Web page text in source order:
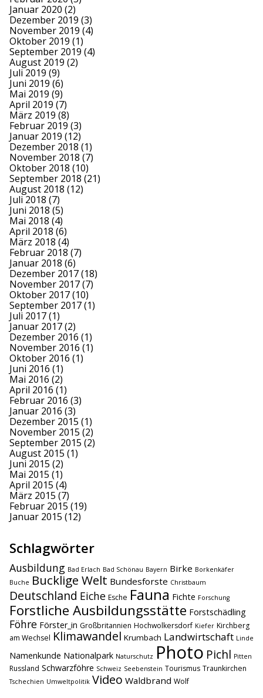
Januar 2020 (2)
Dezember 2019 (3)
November 2019 (4)
Oktober 2019 (1)
September 2019 (4)
August 2019 (2)
Juli 2019 (9)
Juni 2019 (6)
Mai 2019 (9)
April 2019 (7)
März 2019 (8)
Februar 2019 (3)
Januar 2019 (12)
Dezember 2018 (1)
November 2018 (7)
Oktober 2018 (10)
September 2018 (21)
August 2018 (12)
Juli 2018 (7)
Juni 2018 (5)
Mai 2018 (4)
April 2018 (6)
März 2018 (4)
Februar 2018 (7)
Januar 2018 (6)
Dezember 2017(18)
November 2017(7)
Oktober 2017(10)
September 2017(1)
Juli 2017(1)
Januar 2017(2)
Dezember 2016 (1)
November 2016 (1)
Oktober 2016 (1)
Juni 2016 (1)
Mai 2016 (2)
April 2016 (1)
Februar 2016 (3)
Januar 2016 (3)
Dezember 2015 (1)
November 2015 (2)
September 2015 (2)
August 2015 (1)
Juni 2015 (2)
Mai 2015 (1)
April 2015 (4)
März 2015 (7)
Februar 2015 (19)
Januar 2015 (12)
Schlagwörter
Ausbildung Bad Erlach Bad Schönau Bayern Birke Borkenkäfer
Buche Bucklige Welt Bundesforste Christbaum
Deutschland Eiche Esche Fauna Fichte Forschung
Forstliche Ausbildungsstätte Forstschädling
Föhre Förster_in Großbritannien Hochwolkersdorf Kiefer Kirchberg
am Wechsel Klimawandel Krumbach Landwirtschaft Linde
Namenkunde Nationalpark Naturschutz Photo Pichl Pitten
Russland Schwarzföhre Schweiz Seebenstein Tourismus Traunkirchen
Tschechien Umweltpolitik Video Waldbrand Wolf